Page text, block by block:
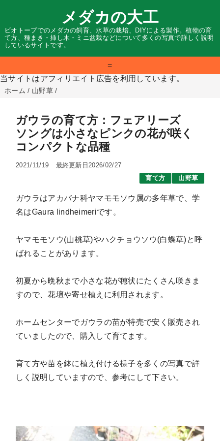
メダカの大工
ビオトープでのメダカの飼育、水草の栽培、DIYによる製作。植物の育
て方、種まき・挿し木・ミニ盆栽などについて多くの写真で詳しく説明
しているサイトです。
=
当サイトはアフィリエイト広告を利用しています。
ホーム / 山野草 /
ガウラの育て方：フェアリーズ
ソングは小さなピンクの花が咲く
コンパクトな品種
2021/11/19
最終更新日2026/02/27
育て方
山野草
ガウラはアカバナ科ヤマモモソウ属の多年草で、学
名はGaura lindheimeriです。
ヤマモモソウ(山桃草)やハクチョウソウ(白蝶草)と呼
ばれることがあります。
初夏から晩秋まで小さな花が穂状にたくさん咲きま
すので、花壇や寄せ植えに利用されます。
ホームセンターでガウラの苗が特売で安く販売され
ていましたので、購入して育てます。
育て方や苗を鉢に植え付ける様子を多くの写真で詳
しく説明していますので、参考にして下さい。